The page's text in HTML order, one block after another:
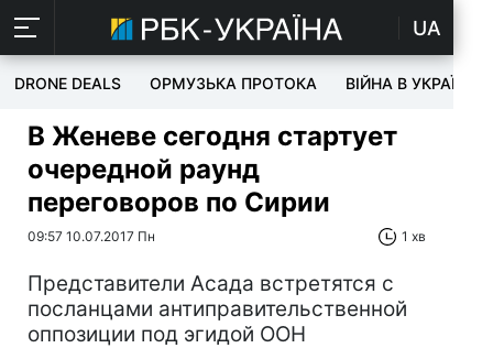
UA
DRONE DEALS ОРМУЗЬКА ПРОТОКА ВІЙНА В УКРАЇНІ
В Женеве сегодня стартует
очередной раунд
переговоров по Сирии
09:57 10.07.2017 Пн 1 хв
Представители Асада встретятся с
посланцами антиправительственной
оппозиции под эгидой ООН